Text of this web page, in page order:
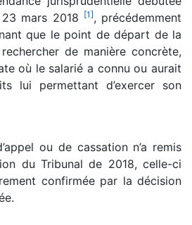
mars 2018 [1], précédemment
que le point de départ de la
de manière concrète,
où le salarié a connu ou aurait
lui permettant d’exercer son
ou de cassation n’a remis
du Tribunal de 2018, celle-ci
confirmée par la décision